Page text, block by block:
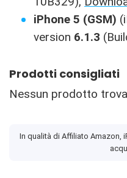
iPhone 5 (GSM)
version 6.1.3
Prodotti consigliati
Nessun prodotto
In qualità di Affiliato Amazon,